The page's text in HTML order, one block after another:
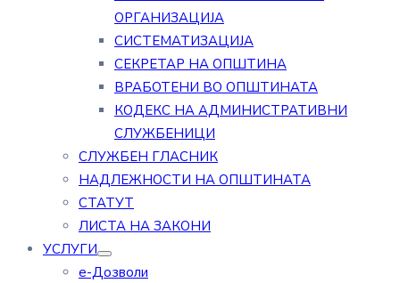
ОРГАНИЗАЦИЈА
СИСТЕМАТИЗАЦИЈА
СЕКРЕТАР НА ОПШТИНА
ВРАБОТЕНИ ВО ОПШТИНАТА
КОДЕКС НА АДМИНИСТРАТИВНИ
СЛУЖБЕНИЦИ
СЛУЖБЕН ГЛАСНИК
НАДЛЕЖНОСТИ НА ОПШТИНАТА
СТАТУТ
ЛИСТА НА ЗАКОНИ
УСЛУГИ
е-Дозволи